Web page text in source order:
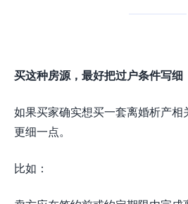
买这种房源，最好把过户条件写细
如果买家确实想买一套离婚析产
更细一点。
比如：